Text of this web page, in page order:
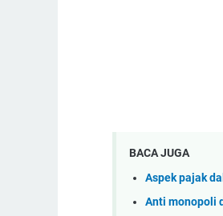
BACA JUGA
Aspek pajak
Anti monopoli